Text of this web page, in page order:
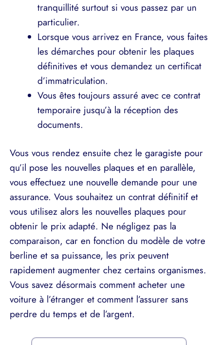
tranquillité surtout si vous passez par un
particulier.
Lorsque vous arrivez en France, vous faites
les démarches pour obtenir les plaques
définitives et vous demandez un certificat
d’immatriculation.
Vous êtes toujours assuré avec ce contrat
temporaire jusqu’à la réception des
documents.
Vous vous rendez ensuite chez le garagiste pour
qu’il pose les nouvelles plaques et en parallèle,
vous effectuez une nouvelle demande pour une
assurance. Vous souhaitez un contrat définitif et
vous utilisez alors les nouvelles plaques pour
obtenir le prix adapté. Ne négligez pas la
comparaison, car en fonction du modèle de votre
berline et sa puissance, les prix peuvent
rapidement augmenter chez certains organismes.
Vous savez désormais comment acheter une
voiture à l’étranger et comment l’assurer sans
perdre du temps et de l’argent.